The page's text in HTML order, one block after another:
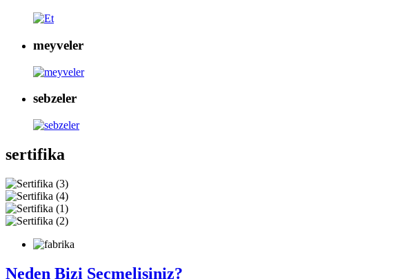
meyveler
sebzeler
sertifika
Neden Bizi Seçmelisiniz?